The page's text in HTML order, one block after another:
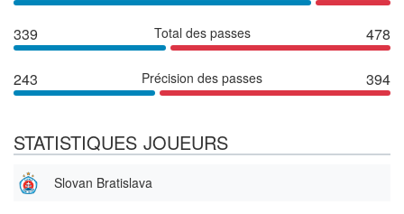
339 Total des passes 478
243 Précision des passes 394
STATISTIQUES JOUEURS
Slovan Bratislava